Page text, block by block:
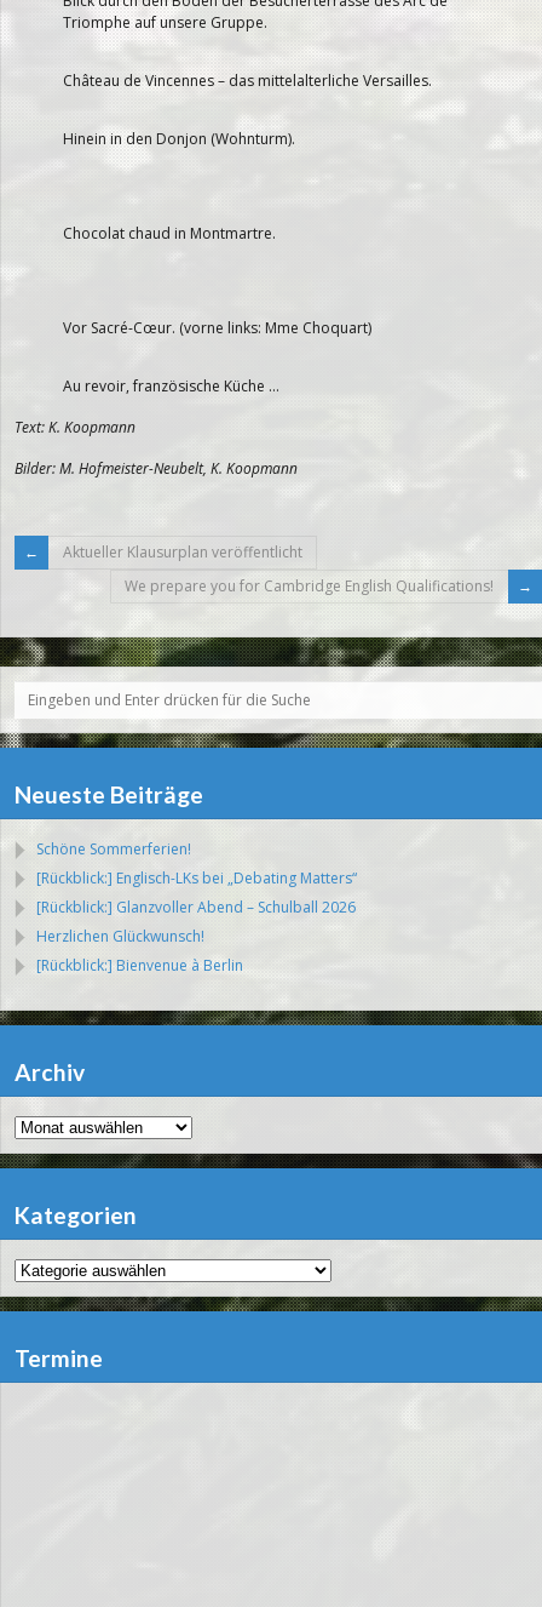
Triomphe auf unsere Gruppe.
Château de Vincennes – das mittelalterliche Versailles.
Hinein in den Donjon (Wohnturm).
Chocolat chaud in Montmartre.
Vor Sacré-Cœur. (vorne links: Mme Choquart)
Au revoir, französische Küche …
Text: K. Koopmann
Bilder: M. Hofmeister-Neubelt, K. Koopmann
Aktueller Klausurplan veröffentlicht
We prepare you for Cambridge English Qualifications!
Neueste Beiträge
Schöne Sommerferien!
[Rückblick:] Englisch-LKs bei „Debating Matters“
[Rückblick:] Glanzvoller Abend – Schulball 2026
Herzlichen Glückwunsch!
[Rückblick:] Bienvenue à Berlin
Archiv
Archiv
Kategorien
Kategorien
Termine